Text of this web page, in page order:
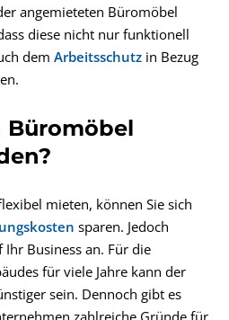
angemieteten Büromöbel
diese nicht nur funktionell
dem Arbeitsschutz in Bezug
Büromöbel
mieten, können Sie sich
sparen. Jedoch
Business an. Für die
für viele Jahre kann der
sein. Dennoch gibt es
zahlreiche Gründe für